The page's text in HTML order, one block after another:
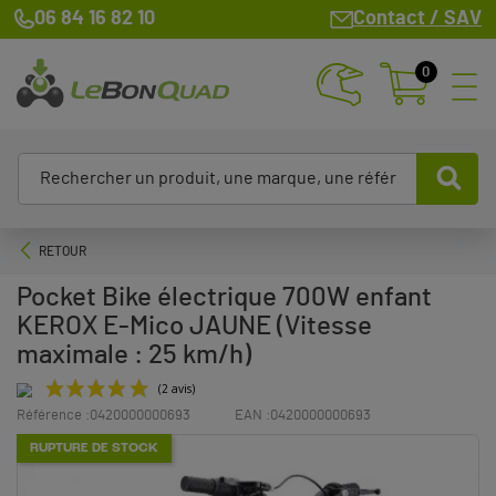
06 84 16 82 10 Contact / SAV
0
RETOUR
Pocket Bike électrique 700W enfant
KEROX E-Mico JAUNE (Vitesse
maximale : 25 km/h)
Référence :0420000000693 EAN :0420000000693
RUPTURE DE STOCK